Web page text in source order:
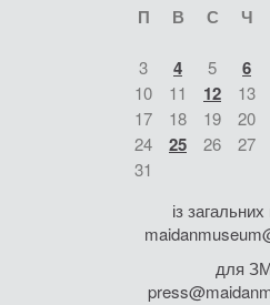
П В С Ч
3 4 5 6
10
11 12 13
17
18 19 20
24
25 26 27
31
із
для